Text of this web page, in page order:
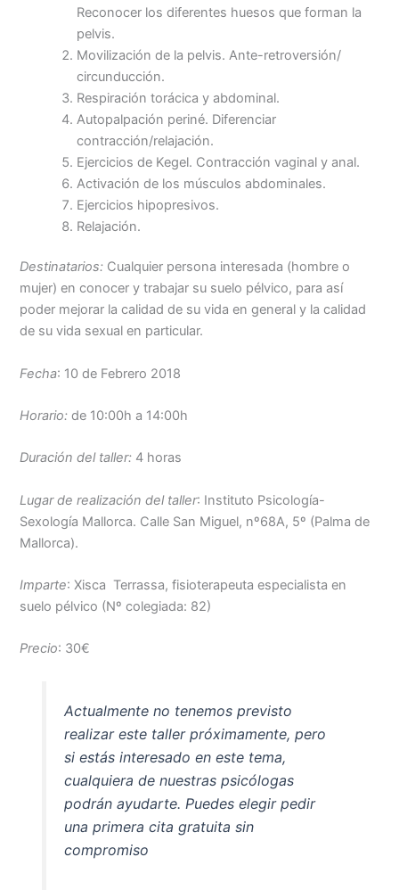
Reconocer los diferentes huesos que forman la
pelvis.
Movilización de la pelvis. Ante-retroversión/
circunducción.
Respiración torácica y abdominal.
Autopalpación periné. Diferenciar
contracción/relajación.
Ejercicios de Kegel. Contracción vaginal y anal.
Activación de los músculos abdominales.
Ejercicios hipopresivos.
Relajación.
Destinatarios: Cualquier persona interesada (hombre o
mujer) en conocer y trabajar su suelo pélvico, para así
poder mejorar la calidad de su vida en general y la calidad
de su vida sexual en particular.
Fecha: 10 de Febrero 2018
Horario:de 10:00h a 14:00h
Duración del taller: 4 horas
Lugar de realización del taller: Instituto Psicología-
Sexología Mallorca. Calle San Miguel, nº68A, 5º (Palma de
Mallorca).
Imparte: Xisca Terrassa, fisioterapeuta especialista en
suelo pélvico (Nº colegiada: 82)
Precio: 30€
Actualmente no tenemos previsto
realizar este taller próximamente, pero
si estás interesado en este tema,
cualquiera de nuestras psicólogas
podrán ayudarte. Puedes elegir pedir
una primera cita gratuita sin
compromiso